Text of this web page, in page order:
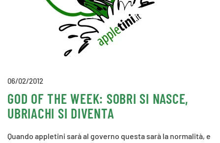
06/02/2012
GOD OF THE WEEK: SOBRI SI NASCE,
UBRIACHI SI DIVENTA
Quando appletini sarà al governo questa sarà la normalità, e